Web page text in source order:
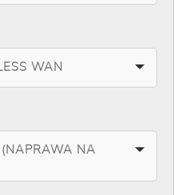
WAN
NA